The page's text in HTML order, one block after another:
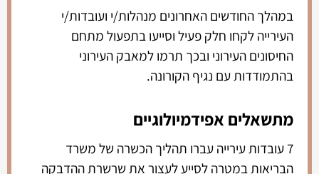
במהלך החודשים האחרונים מנהלות/י ועובדות/י
העירייה לקחו חלק פעיל וסייעו בתפעול מתחם
החיסונים העירוני ובכך תרמו למאבק העירוני
בהתמודדות עם נגיף הקורונה.
מתשאלים אפידמיולוגיים
7 עובדות עירייה עברו תהליך הכשרה של משרד
הבריאות במטרה לסייע לעצור את שרשרת ההדבקה